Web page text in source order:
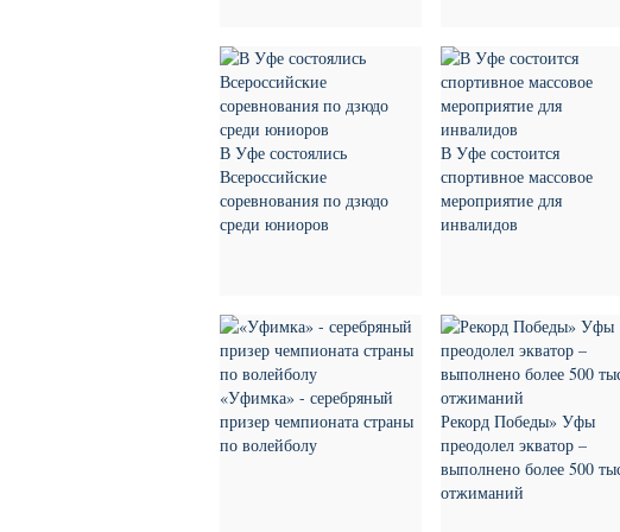
В Уфе состоялись
Всероссийские
соревнования по дзюдо
среди юниоров
В Уфе состоится
спортивное массовое
мероприятие для
инвалидов
«Уфимка» - серебряный
призер чемпионата страны
по волейболу
Рекорд Победы» Уфы
преодолел экватор –
выполнено более 500
отжиманий